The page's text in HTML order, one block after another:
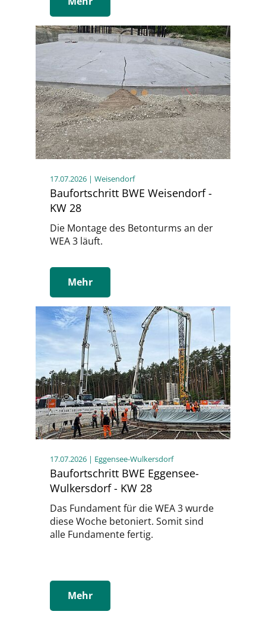
17.07.2026 | Weisendorf
Baufortschritt BWE Weisendorf -
KW 28
Die Montage des Betonturms an der
WEA 3 läuft.
Mehr
17.07.2026 | Eggensee-Wulkersdorf
Baufortschritt BWE Eggensee-
Wulkersdorf - KW 28
Das Fundament für die WEA 3 wurde
diese Woche betoniert. Somit sind
alle Fundamente fertig.
Mehr